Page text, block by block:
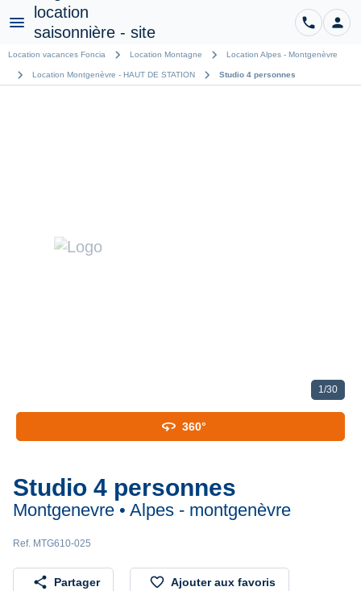
Menu phone person
Location vacances Foncia chevron_right Location Montagne chevron_right Location Alpes - Montgenèvre
chevron_right Location Montgenèvre - HAUT DE STATION chevron_right Studio 4 personnes
1/30
360 360°
Studio 4 personnes
Montgenevre • Alpes - montgenèvre
Ref. MTG610-025
share Partager favorite_border Ajouter aux favoris